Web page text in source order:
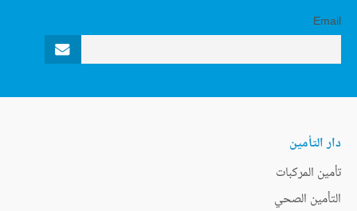
Email
دار التأمين
تأمين المركبات
التأمين الصحي